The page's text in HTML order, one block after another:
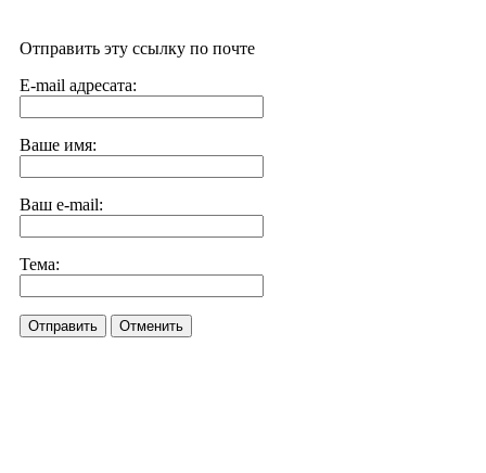
Отправить эту ссылку по почте
E-mail адресата:
Ваше имя:
Ваш e-mail:
Тема:
Отправить Отменить